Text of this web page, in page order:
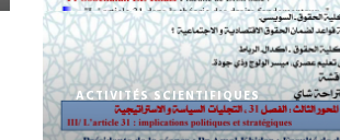
ACTIVITÉS SCIENTIFIQUES